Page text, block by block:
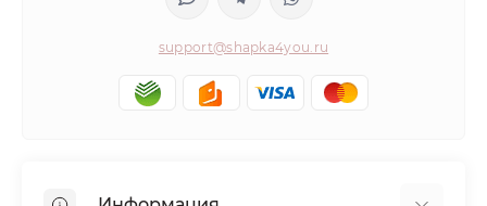
support@shapka4you.ru